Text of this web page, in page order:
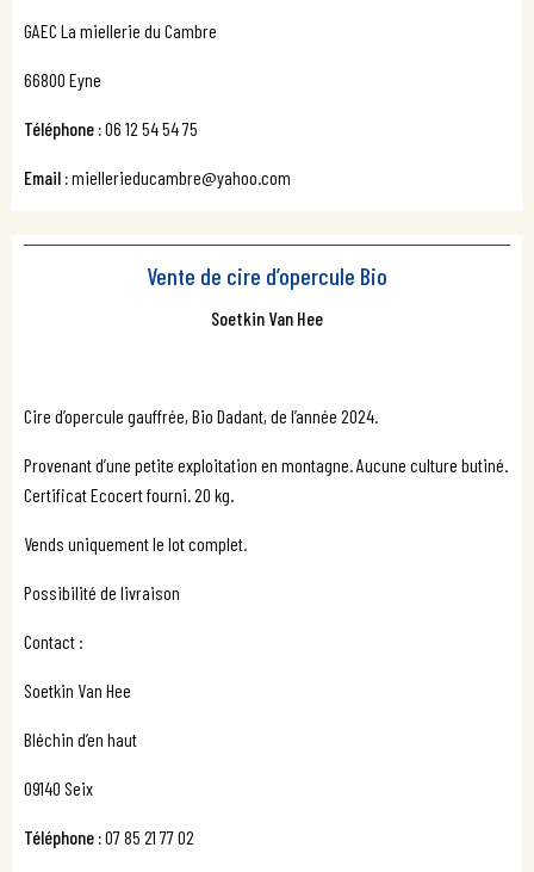
GAEC La miellerie du Cambre
66800 Eyne
Téléphone :06 12 54 54 75
Email :miellerieducambre@yahoo.com
Vente de cire d’opercule Bio
Soetkin Van Hee
Cire d’opercule gauffrée, Bio Dadant, de l’année 2024.
Provenant d’une petite exploitation en montagne. Aucune culture butiné.
Certificat Ecocert fourni. 20 kg.
Vends uniquement le lot complet.
Possibilité de livraison
Contact :
Soetkin Van Hee
Bléchin d’en haut
09140 Seix
Téléphone :07 85 21 77 02